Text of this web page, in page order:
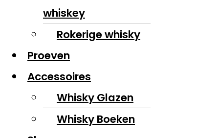
whiskey
Rokerige whisky
Proeven
Accessoires
Whisky Glazen
Whisky Boeken